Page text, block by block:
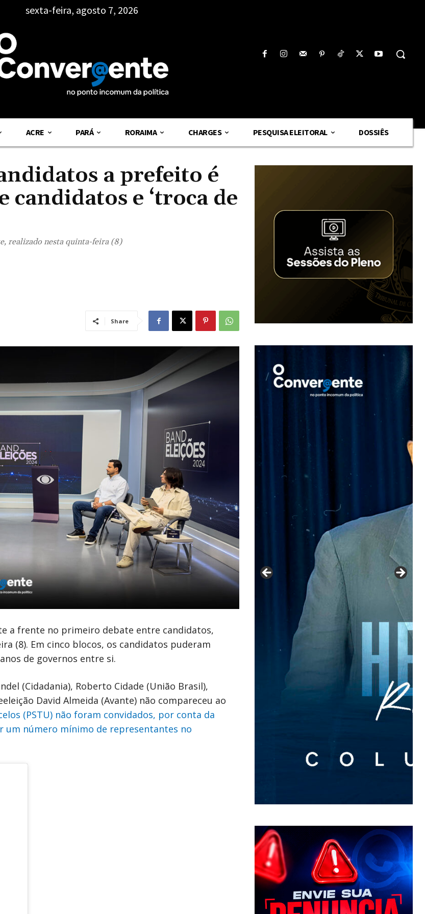
sexta-feira, agosto 7, 2026
ACRE PARÁ RORAIMA CHARGES PESQUISA ELEITORAL DOSSIÊS
a prefeito é
candidatos e ‘troca de
realizado nesta quinta-feira (8)
Share
a frente no primeiro debate entre candidatos,
(8). Em cinco blocos, os candidatos puderam
de governos entre si.
(Cidadania), Roberto Cidade (União Brasil),
David Almeida (Avante) não compareceu ao
(PSTU) não foram convidados, por conta da
um número mínimo de representantes no